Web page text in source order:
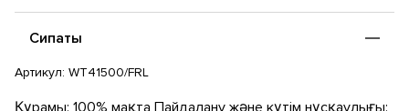
Сипаты
Артикул: WT41500/FRL
Құрамы: 100% мақта Пайдалану және күтім нұсқаулығы: